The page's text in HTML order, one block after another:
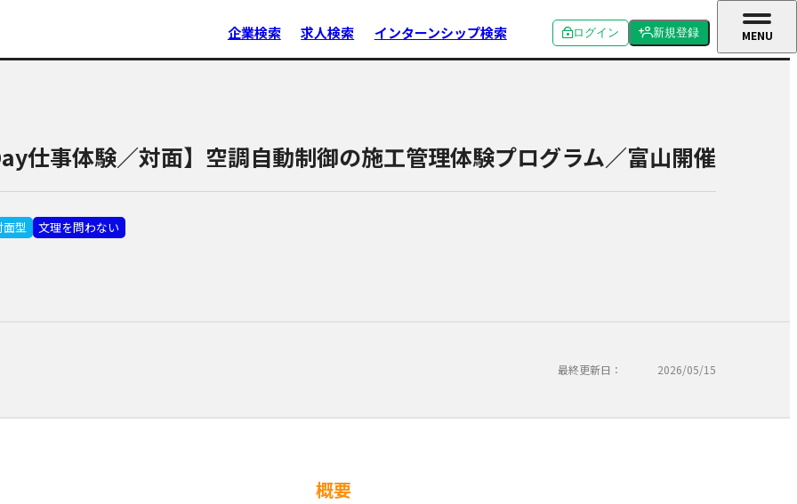
企業検索 求人検索 インターンシップ検索 ログイン
学校関係者ログイン
新規登録
仕事体験／対面】空調自動制御の施工管理体験プログラム／富山開催
面型 文理を問わない
最終更新日： 2026/05/15
概要
MENU